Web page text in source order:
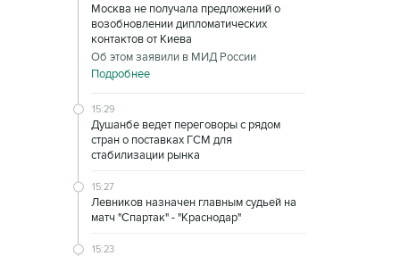
Москва не получала предложений о
возобновлении дипломатических
контактов от Киева
Об этом заявили в МИД России
Подробнее
15:29
Душанбе ведет переговоры с рядом
стран о поставках ГСМ для
стабилизации рынка
15:27
Левников назначен главным судьей на
матч "Спартак" - "Краснодар"
15:23